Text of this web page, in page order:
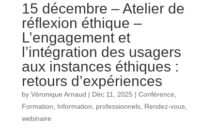
15 décembre – Atelier de
réflexion éthique –
L’engagement et
l’intégration des usagers
aux instances éthiques :
retours d’expériences
by Véronique Arnaud | Déc 11, 2025 | Conférence
Formation
Information professionnels, Rendez-vous,
webinaire